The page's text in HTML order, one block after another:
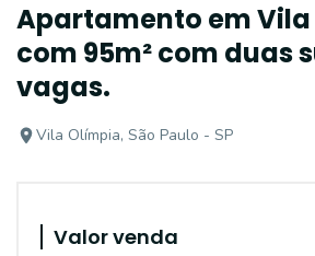
Apartamento em
com 95m² com duas
vagas.
Vila Olímpia, São Paulo - SP
Valor venda